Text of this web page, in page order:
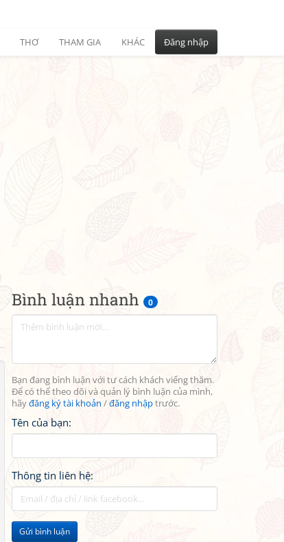
THƠ THAM GIA KHÁC Đăng nhập
Bình luận nhanh 0
Bạn đang bình luận với tư cách khách viếng thăm.
Để có thể theo dõi và quản lý bình luận của mình,
hãyđăng ký tài khoản /đăng nhậptrước.
Tên của bạn:
Thông tin liên hệ:
Gửi bình luận